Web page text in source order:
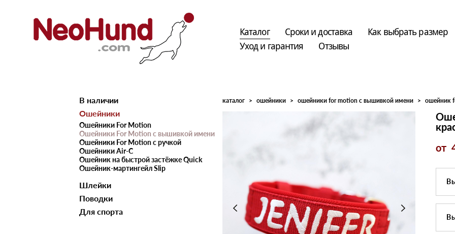
Каталог Сроки и доставка
Как выбрать размер
Уход и гарантия
Отзывы
Каталог Сроки и доставка
Как выбрать размер
Уход и гарантия
Отзывы
В наличии
Ошейники
Ошейники For Motion
Ошейники For Motion с вышивкой имени
Ошейники For Motion с ручкой
Ошейники Air-C
Ошейник на быстрой застёжке Quick
Ошейник-мартингейл Slip
Шлейки
Поводки
Для спорта
каталог > ошейники > ошейники for motion с вышивкой имени > ошейник
от